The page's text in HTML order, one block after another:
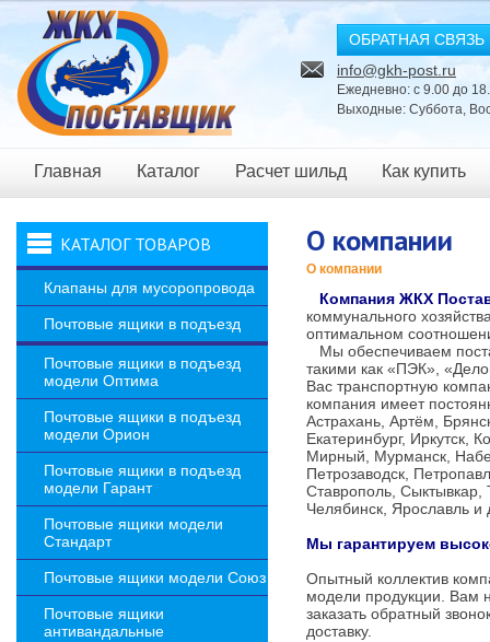
ОБРАТНАЯ СВЯЗЬ
info@gkh-post.ru
Ежедневно: с 9.00 до
Выходные: Суббота,
Главная Каталог Расчет шильд Как купить
Новости
КАТАЛОГ ТОВАРОВ
Клапаны для мусоропровода
Почтовые ящики в подъезд
Почтовые ящики в подъезд
модели Оптима
Почтовые ящики в подъезд
модели Орион
Почтовые ящики в подъезд
модели Гарант
Почтовые ящики модели
Стандарт
Почтовые ящики модели Союз
Почтовые ящики
антивандальные
О компании
О компании
Компания ЖКХ
коммунального
оптимальном
Мы обеспечиваем
такими как «ПЭК»,
Вас транспортную
компания имеет
Астрахань, Артём,
Екатеринбург, Иркутск,
Мирный, Мурманск,
Петрозаводск,
Ставрополь, Сыктывкар,
Челябинск, Ярославль и
Мы гарантируем
Опытный коллектив
модели продукции. Вам
заказать обратный
доставку.